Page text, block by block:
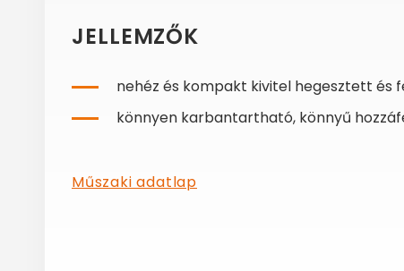
JELLEMZŐK
nehéz és kompakt kivitel hegesztett és
könnyen karbantartható, könnyű
Műszaki adatlap